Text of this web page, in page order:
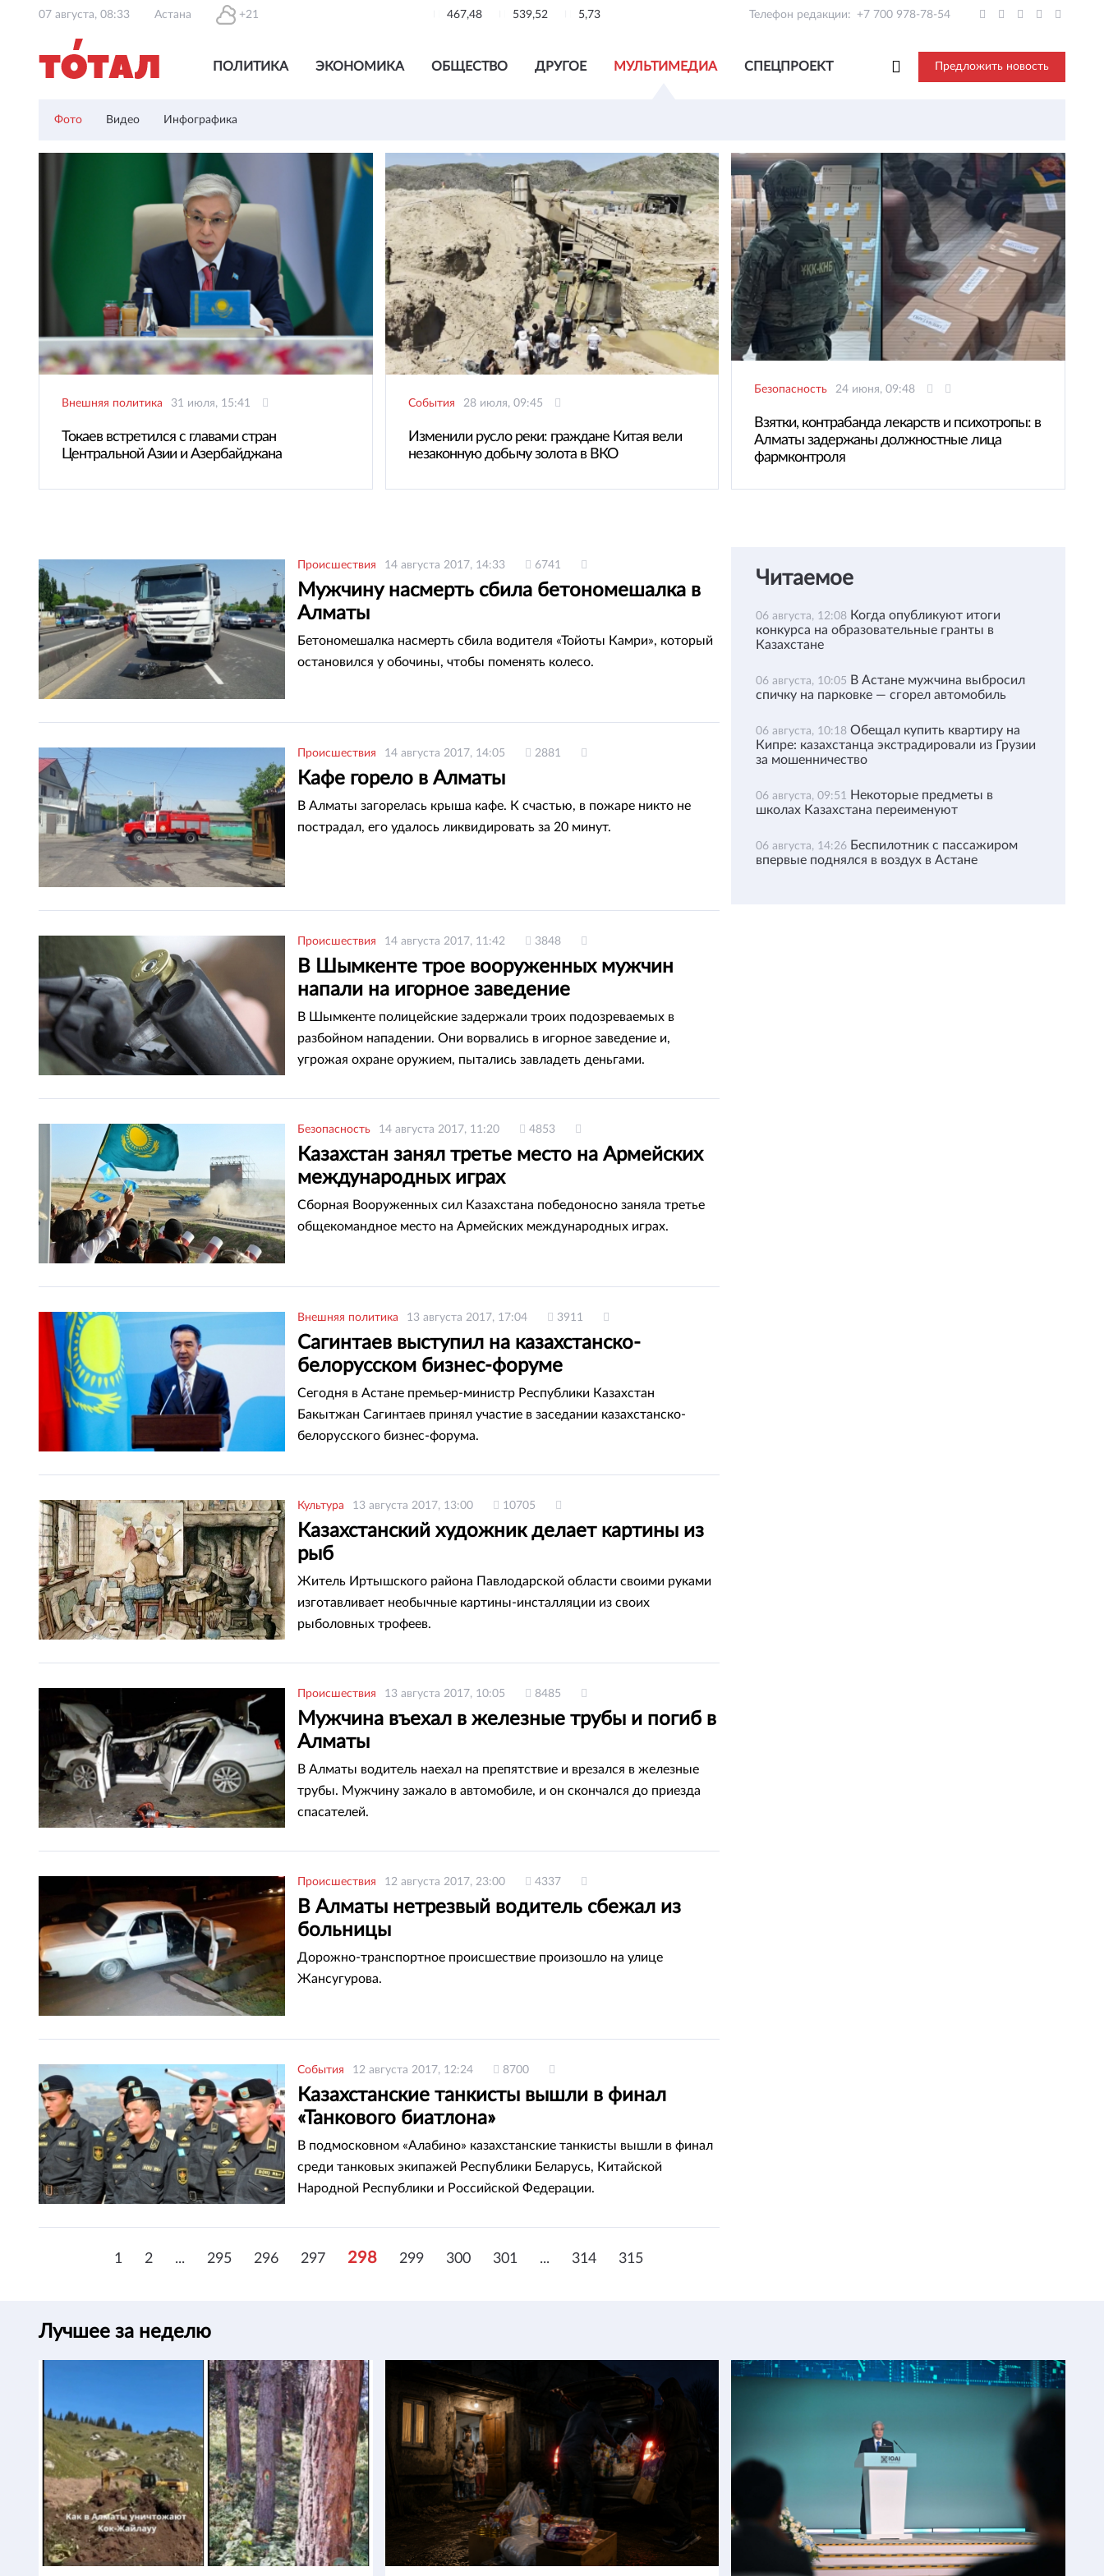
07 августа, 08:33 Астана +21 467,48 539,52 5,73 Телефон редакции: +7 700 978-78-54
ПОЛИТИКА ЭКОНОМИКА ОБЩЕСТВО ДРУГОЕ МУЛЬТИМЕДИА СПЕЦПРОЕКТ Предложить новость
Фото Видео Инфографика
Внешняя политика 31 июля, 15:41
Токаев встретился с главами стран
Центральной Азии и Азербайджана
События 28 июля, 09:45
Изменили русло реки: граждане Китая вели
незаконную добычу золота в ВКО
Безопасность 24 июня, 09:48
Взятки, контрабанда лекарств и психотропы: в
Алматы задержаны должностные лица
фармконтроля
Происшествия 14 августа 2017, 14:33 6741
Мужчину насмерть сбила бетономешалка в
Алматы
Бетономешалка насмерть сбила водителя «Тойоты Камри», который
остановился у обочины, чтобы поменять колесо.
Происшествия 14 августа 2017, 14:05 2881
Кафе горело в Алматы
В Алматы загорелась крыша кафе. К счастью, в пожаре никто не
пострадал, его удалось ликвидировать за 20 минут.
Происшествия 14 августа 2017, 11:42 3848
В Шымкенте трое вооруженных мужчин
напали на игорное заведение
В Шымкенте полицейские задержали троих подозреваемых в
разбойном нападении. Они ворвались в игорное заведение и,
угрожая охране оружием, пытались завладеть деньгами.
Безопасность 14 августа 2017, 11:20 4853
Казахстан занял третье место на Армейских
международных играх
Сборная Вооруженных сил Казахстана победоносно заняла третье
общекомандное место на Армейских международных играх.
Внешняя политика 13 августа 2017, 17:04 3911
Сагинтаев выступил на казахстанско-
белорусском бизнес-форуме
Сегодня в Астане премьер-министр Республики Казахстан
Бакытжан Сагинтаев принял участие в заседании казахстанско-
белорусского бизнес-форума.
Культура 13 августа 2017, 13:00 10705
Казахстанский художник делает картины из
рыб
Житель Иртышского района Павлодарской области своими руками
изготавливает необычные картины-инсталляции из своих
рыболовных трофеев.
Происшествия 13 августа 2017, 10:05 8485
Мужчина въехал в железные трубы и погиб в
Алматы
В Алматы водитель наехал на препятствие и врезался в железные
трубы. Мужчину зажало в автомобиле, и он скончался до приезда
спасателей.
Происшествия 12 августа 2017, 23:00 4337
В Алматы нетрезвый водитель сбежал из
больницы
Дорожно-транспортное происшествие произошло на улице
Жансугурова.
События 12 августа 2017, 12:24 8700
Казахстанские танкисты вышли в финал
«Танкового биатлона»
В подмосковном «Алабино» казахстанские танкисты вышли в финал
среди танковых экипажей Республики Беларусь, Китайской
Народной Республики и Российской Федерации.
1 2 ... 295 296 297 298 299 300 301 ... 314 315
Читаемое
06 августа, 12:08 Когда опубликуют итоги
конкурса на образовательные гранты в
Казахстане
06 августа, 10:05 В Астане мужчина выбросил
спичку на парковке — сгорел автомобиль
06 августа, 10:18 Обещал купить квартиру на
Кипре: казахстанца экстрадировали из Грузии
за мошенничество
06 августа, 09:51 Некоторые предметы в
школах Казахстана переименуют
06 августа, 14:26 Беспилотник с пассажиром
впервые поднялся в воздух в Астане
Лучшее за неделю